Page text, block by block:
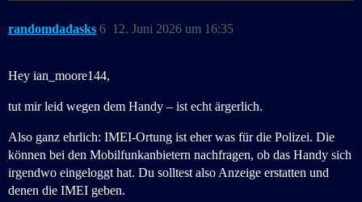
randomdadasks 12. Juni 2026 um 16:35
6
Hey ian_moore144,
tut mir leid wegen dem Handy – ist echt ärgerlich.
Also ganz ehrlich: IMEI-Ortung ist eher was für die Polizei. Die
können bei den Mobilfunkanbietern nachfragen, ob das Handy sich
irgendwo eingeloggt hat. Du solltest also Anzeige erstatten und
denen die IMEI geben.